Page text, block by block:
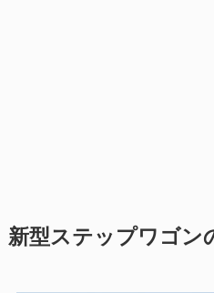
新型ステップワゴン